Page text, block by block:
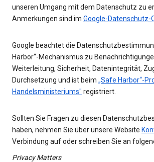
unseren Umgang mit dem Datenschutz zu
Anmerkungen sind im Google-Datenschutz-
Google beachtet die
Harbor“-Mechanismus zu
Weiterleitung, Sicherheit, Datenintegrität,
Durchsetzung und ist beim „Safe Harbor“-
Handelsministeriums" registriert.
Sollten Sie Fragen zu diesen
haben, nehmen Sie über unsere Website
Verbindung auf oder schreiben Sie an
Privacy Matters